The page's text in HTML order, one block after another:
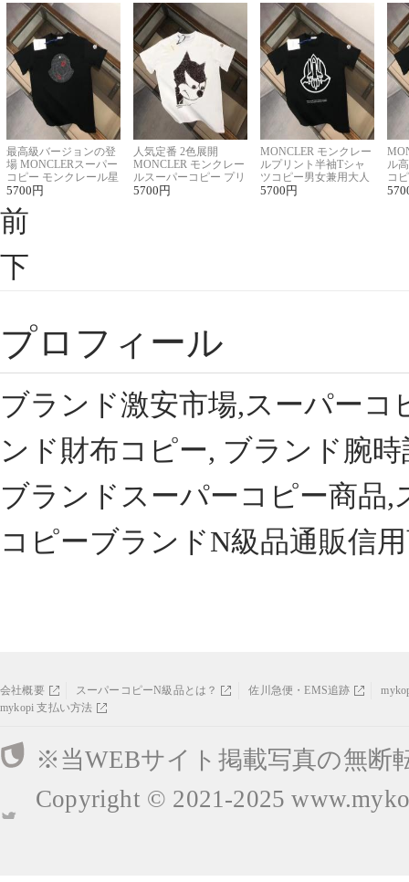
最高級バージョンの登
場 MONCLERスーパー
コピー モンクレール星
座半袖Tシャツ
5700 円
人気定番 2色展開
MONCLER モンクレー
ルスーパーコピー プリ
ント半袖Tシャツ
5700 円
MONCLER モンクレー
ルプリント半袖Tシャ
ツコピー男女兼用大人
可愛い春夏コーデ
5700 円
ル
コ
ィ
前
下
プロフィール
ブランド激安市場,スーパー
ンド財布コピー, ブランド腕
ブランドスーパーコピー商品
コピーブランドN級品通販信
会社概要 スーパーコピーN級品とは？ 佐川急便・EMS追跡
mykopi 支払い方法
※当WEBサイト掲載写真の無断
Copyright © 2021-2025